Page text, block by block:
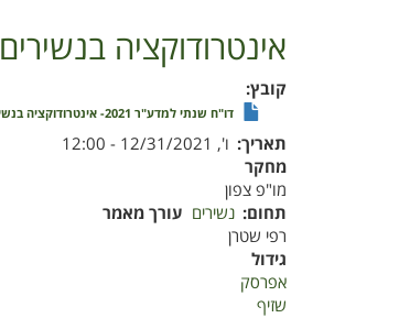
אינטרודוקציה בנשירים
קובץ
דו"ח שנתי למדע"ר 2021- אינטרודוקציה בנשירים
תאריך ו', 12/31/2021 - 12:00
מחקר
מו"פ צפון
תחום נשירים עורך מאמר
רפי שטרן
גידול
אפרסק
שזיף